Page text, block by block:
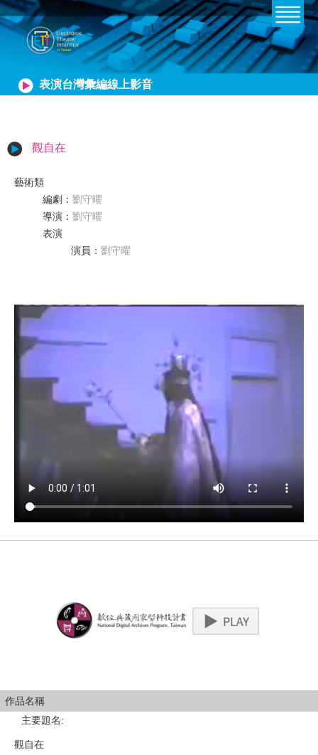
表演台灣彙編線上影音
觀自在
藝術類
編劇 ： 劉守曜
導演 ： 劉守曜
表演
演員 ： 劉守曜
作品名稱
主要題名:
觀自在